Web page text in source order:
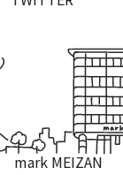
mark MEIZAN